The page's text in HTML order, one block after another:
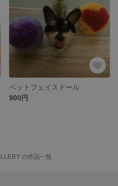
ペットフェイスドール
900円
の作品一覧